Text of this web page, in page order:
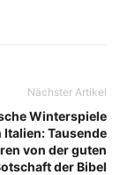
Nächster Artikel
Winterspiele
Tausende
von der guten
der Bibel